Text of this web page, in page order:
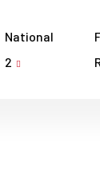
National
2